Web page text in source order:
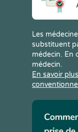
Les
substituent
médecin. En
médecin.
En savoir